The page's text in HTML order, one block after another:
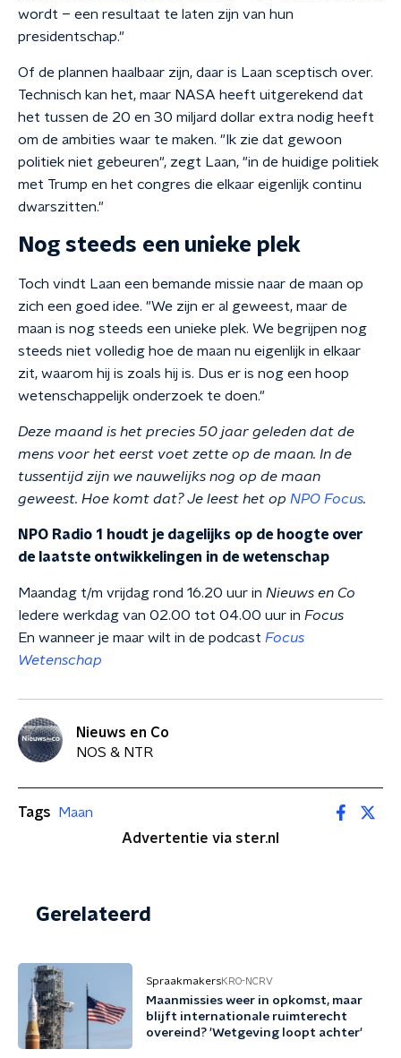
wordt – een resultaat te laten zijn van hun
presidentschap."
Of de plannen haalbaar zijn, daar is Laan sceptisch over.
Technisch kan het, maar NASA heeft uitgerekend dat
het tussen de 20 en 30 miljard dollar extra nodig heeft
om de ambities waar te maken. "Ik zie dat gewoon
politiek niet gebeuren", zegt Laan, "in de huidige politiek
met Trump en het congres die elkaar eigenlijk continu
dwarszitten."
Nog steeds een unieke plek
Toch vindt Laan een bemande missie naar de maan op
zich een goed idee. "We zijn er al geweest, maar de
maan is nog steeds een unieke plek. We begrijpen nog
steeds niet volledig hoe de maan nu eigenlijk in elkaar
zit, waarom hij is zoals hij is. Dus er is nog een hoop
wetenschappelijk onderzoek te doen."
Deze maand is het precies 50 jaar geleden dat de
mens voor het eerst voet zette op de maan. In de
tussentijd zijn we nauwelijks nog op de maan
geweest. Hoe komt dat? Je leest het op NPO Focus.
NPO Radio 1 houdt je dagelijks op de hoogte over
de laatste ontwikkelingen in de wetenschap
Maandag t/m vrijdag rond 16.20 uur in Nieuws en Co
Iedere werkdag van 02.00 tot 04.00 uur in Focus
En wanneer je maar wilt in de podcast Focus
Wetenschap
Nieuws en Co
NOS & NTR
Tags
Maan
Advertentie via ster.nl
Gerelateerd
SpraakmakersKRO-NCRV
Maanmissies weer in opkomst, maar
blijft internationale ruimterecht
overeind? 'Wetgeving loopt achter'